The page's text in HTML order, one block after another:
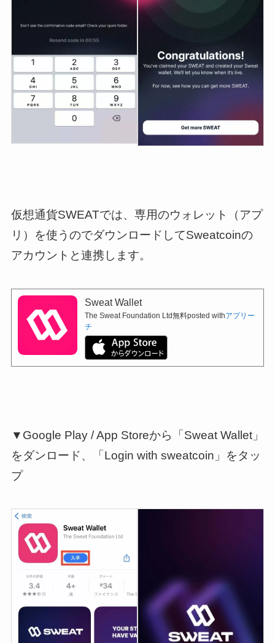
仮想通貨SWEATでは、専用のウォレット（アプ
リ）を使うのでダウンロードしてSweatcoinの
アカウントと連携します。
Sweat Wallet
The Sweat Foundation Ltd無料posted withアプリー
チ
▼Google Play / App Storeから「Sweat Wallet」
をダンロード、「Login with sweatcoin」をタッ
プ